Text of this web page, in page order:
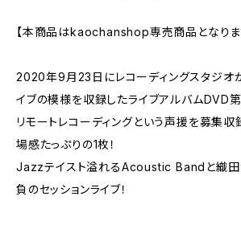
【本商品はkaochanshop専売商品となりま
2020年9月23日にレコーディングスタジオ
イブの模様を収録したライブアルバムDVD第
リモートレコーディングという声援を募集
場感たっぷりの1枚！
Jazzテイスト溢れるAcoustic Bandと織田
負のセッションライブ！